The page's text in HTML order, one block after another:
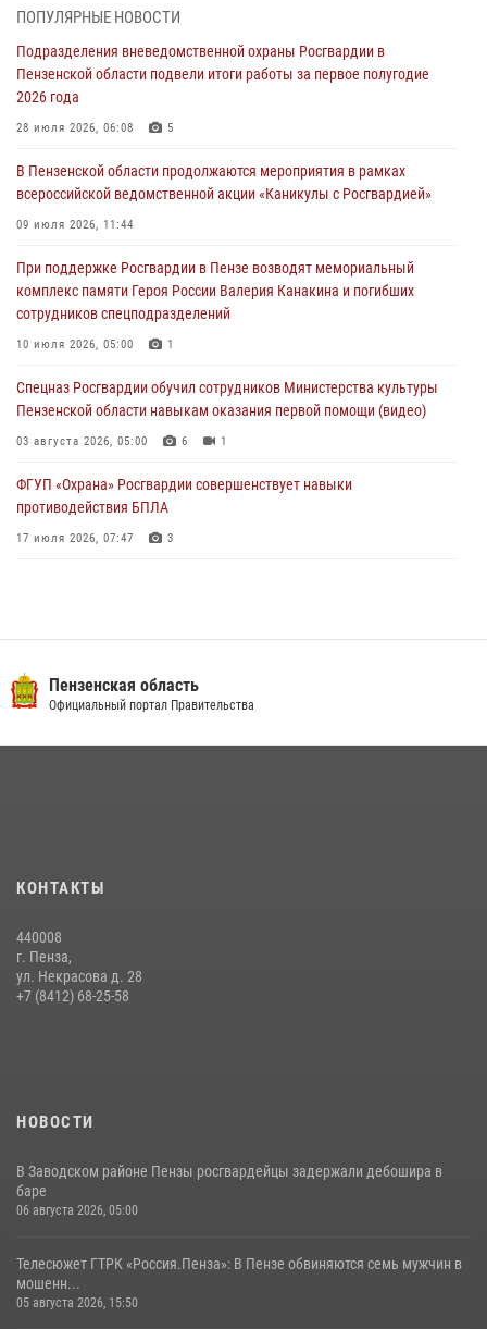
работы за первое полугодие 2026 года
Росгвардия обеспечила безопасность праздничных мероприятий в
1
В Пензе сотрудники Росгвардии задержали мужчину, который
дома
03 августа 2026, 05:59
Росгвардейцы Пензенской области отмечают 35-летие дежурной
03 августа 2026, 05:15
ПОПУЛЯРНЫЕ НОВОСТИ
Подразделения вневедомственной охраны Росгвардии в
Пензенской области подвели итоги работы за первое полугодие
2026 года
28 июля 2026, 06:08 5
В Пензенской области продолжаются мероприятия в рамках
всероссийской ведомственной акции «Каникулы с Росгвардией»
09 июля 2026, 11:44
При поддержке Росгвардии в Пензе возводят мемориальный
комплекс памяти Героя России Валерия Канакина и погибших
сотрудников спецподразделений
10 июля 2026, 05:00 1
Спецназ Росгвардии обучил сотрудников Министерства культуры
Пензенской области навыкам оказания первой помощи (видео)
03 августа 2026, 05:00 6 1
ФГУП «Охрана» Росгвардии совершенствует навыки
противодействия БПЛА
17 июля 2026, 07:47 3
Пензенский спецназ Росгвардии готовит студентов к окружному
этапу «Зарницы 2.0» (видео)
Пучков посетил 55-й Всероссийский Лермонтовский праздник
11 июля 2026, 10:00
В Пензе сотрудники Росгвардии обезвредили артиллерийский
Пензенская область
Официальный портал Правительства
КОНТАКТЫ
440008
г. Пенза,
ул. Некрасова д. 28
+7 (8412) 68-25-58
НОВОСТИ
В Заводском районе Пензы росгвардейцы задержали дебошира в
баре
06 августа 2026, 05:00
Телесюжет ГТРК «Россия.Пенза»: В Пензе обвиняются семь мужчин в
мошенн...
05 августа 2026, 15:50